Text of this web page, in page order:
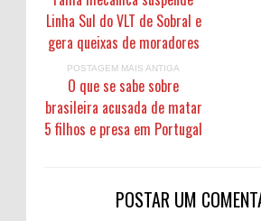
Linha Sul do VLT de Sobral e
gera queixas de moradores
POSTAGEM MAIS ANTIGA
O que se sabe sobre
brasileira acusada de matar
5 filhos e presa em Portugal
POSTAR UM